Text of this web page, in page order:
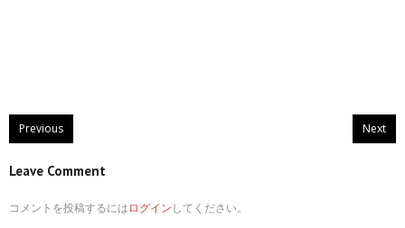
Previous Next
Leave Comment
コメントを投稿するにはログインしてください。